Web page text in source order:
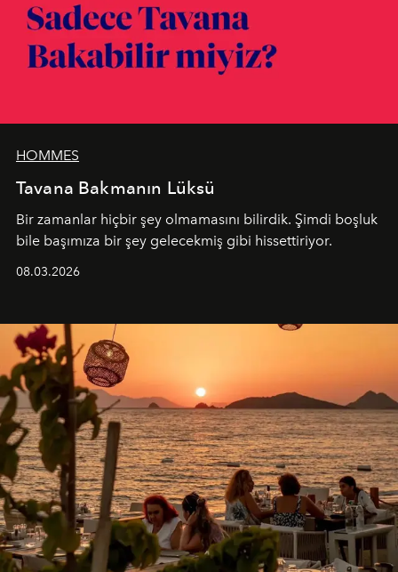
HOMMES
Tavana Bakmanın Lüksü
Bir zamanlar hiçbir şey olmamasını bilirdik. Şimdi boşluk
bile başımıza bir şey gelecekmiş gibi hissettiriyor.
08.03.2026